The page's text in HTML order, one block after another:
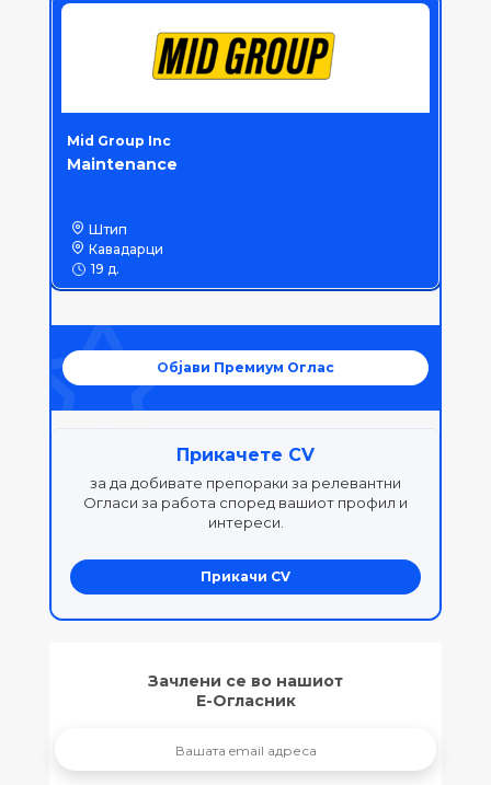
Mid Group Inc
Maintenance
Штип
Кавадарци
19 д.
Објави Премиум Оглас
Прикачете CV
за да добивате препораки за релевантни
Огласи за работа според вашиот профил и
интереси.
Прикачи CV
Зачлени се во нашиот
Е-Огласник